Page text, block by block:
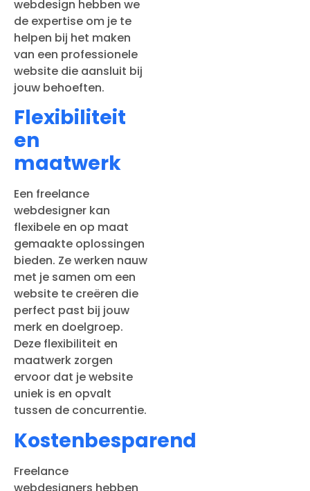
webdesign hebben we
de expertise om je te
helpen bij het maken
van een professionele
website die aansluit bij
jouw behoeften.
Flexibiliteit
en
maatwerk
Een freelance
webdesigner kan
flexibele en op maat
gemaakte oplossingen
bieden. Ze werken nauw
met je samen om een
website te creëren die
perfect past bij jouw
merk en doelgroep.
Deze flexibiliteit en
maatwerk zorgen
ervoor dat je website
uniek is en opvalt
tussen de concurrentie.
Kostenbesparend
Freelance
webdesigners hebben